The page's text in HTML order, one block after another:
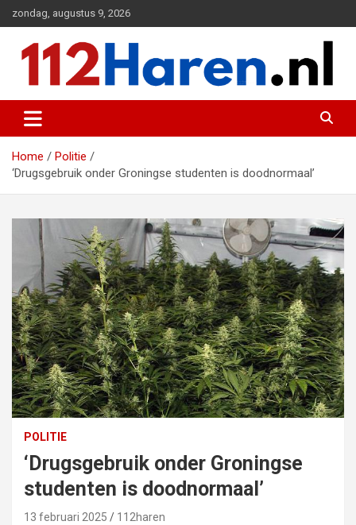
naar
inhoud
zondag, augustus 9, 2026
112 Haren.nl
Home
Politie
‘Drugsgebruik onder Groningse studenten is doodnormaal’
POLITIE
‘Drugsgebruik onder Groningse
studenten is doodnormaal’
13 februari 2025 112haren